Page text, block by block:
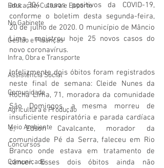
Educação, Cultura e Esporte
No Gabinete
Gestão e Finanças
Infra, Obra e Transporte
Assistência Social
Comunidade
Agricultura e Produção
Meio Ambiente
Concursos
Comunicado
aos 304 casos positivos da COVID-19,
conforme o boletim desta segunda-feira,
20 de julho de 2020. O município de Mâncio
Lima  registrou hoje 25 novos casos do
novo coronavírus.
Infelizmente dois óbitos foram registrados
neste final de semana: Cleide Nunes da
Rocha Lima, 71, moradora da comunidade
São Domingos, a mesma morreu de
insuficiente respiratória e parada cardíaca
e, Edson Cavalcante, morador da
comunidade Pé da Serra, faleceu em Rio
Branco onde estava em tratamento de
câncer. Esses dois óbitos ainda não